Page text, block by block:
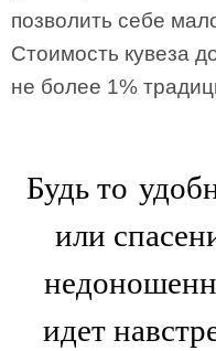
позволить себе
Стоимость кувеза
не более 1%
Будь то
или
идет